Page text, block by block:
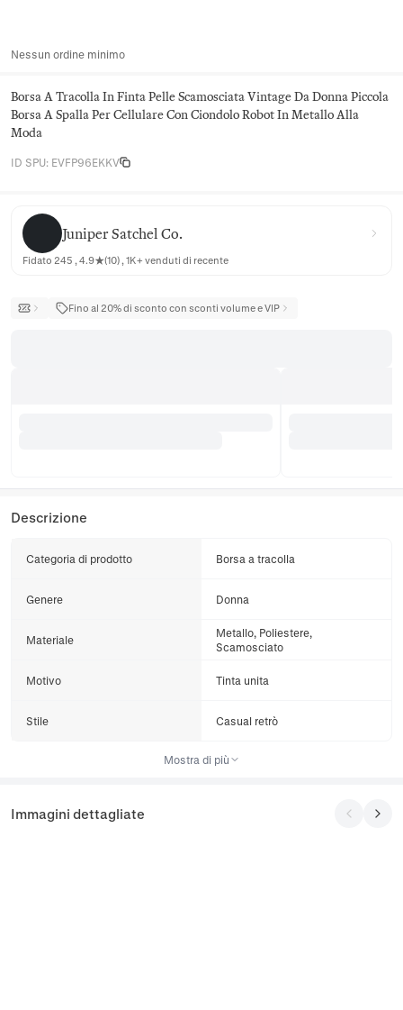
Nessun ordine minimo
Borsa A Tracolla In Finta Pelle Scamosciata Vintage Da Donna Piccola
Borsa A Spalla Per Cellulare Con Ciondolo Robot In Metallo Alla
Moda
ID SPU: EVFP96EKKV
Juniper Satchel Co.
Juniper Satchel Co.
Fidato 245 , 4.9★(10) , 1K+ venduti di recente
Fino al 20% di sconto con sconti volume e VIP
Descrizione
Categoria di prodotto Borsa a tracolla
Genere Donna
Materiale
Metallo, Poliestere,
Scamosciato
Motivo Tinta unita
Stile Casual retrò
Mostra di più
Immagini dettagliate